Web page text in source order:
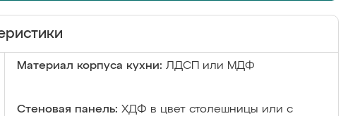
Материал корпуса кухни: ЛДСП или МДФ
Стеновая панель: ХДФ в цвет столешницы или с